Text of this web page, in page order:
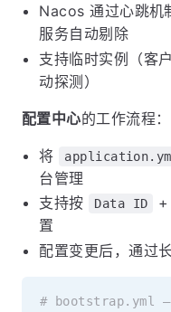
Nacos 通过心跳机
服务自动剔除
支持临时实例（客
动探测）
配置中心的工作流程：
将
台管理
支持按
Data ID +
置
配置变更后，通过
# bootstrap.yml —